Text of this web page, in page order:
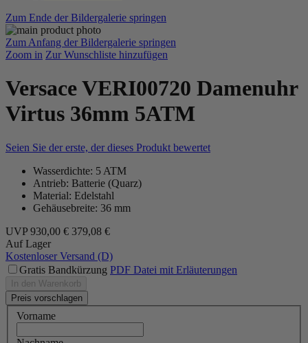
Zum Ende der Bildergalerie springen
Zum Anfang der Bildergalerie springen
Zoom in Zur Wunschliste hinzufügen
Versace VERI00720 Damenuhr
Virtus 36mm 5ATM
Seien Sie der erste, der dieses Produkt bewertet
Wasserdichte: 5 ATM
Antrieb: Batterie (Quarz)
Material: Edelstahl
Gehäusebreite: 36 mm
UVP 930,00 € 379,08 €
Auf Lager
Kostenloser Versand (D)
Gratis Bandkürzung PDF Datei mit Erläuterungen
In den Warenkorb
Preis vorschlagen
Vorname